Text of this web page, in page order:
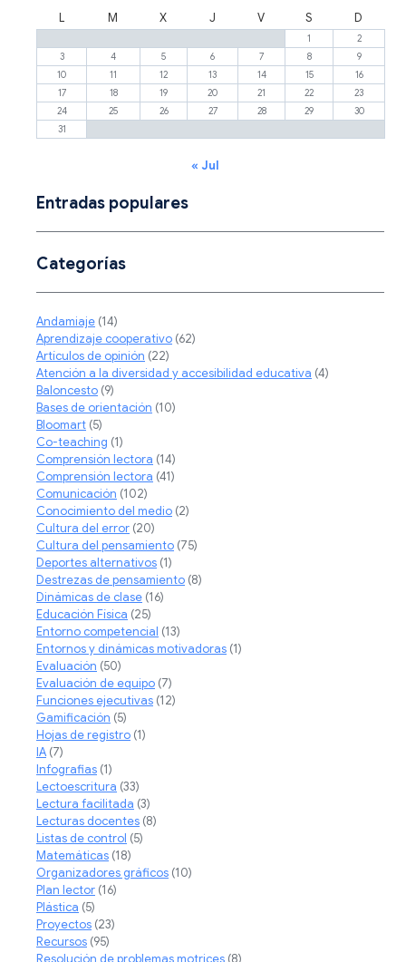
L
M X J V S D
1
2
3
4 5 6 7 8
9
10
11 12 13 14 15
16
17
18 19 20 21 22
23
24
25 26 27 28 29
30
31
« Jul
Entradas populares
Categorías
Andamiaje (14)
Aprendizaje cooperativo (62)
Artículos de opinión (22)
Atención a la diversidad y accesibilidad educativa (4)
Baloncesto (9)
Bases de orientación (10)
Bloomart (5)
Co-teaching (1)
Comprensión lectora (14)
Comprensión lectora (41)
Comunicación (102)
Conocimiento del medio (2)
Cultura del error (20)
Cultura del pensamiento (75)
Deportes alternativos (1)
Destrezas de pensamiento (8)
Dinámicas de clase (16)
Educación Física (25)
Entorno competencial (13)
Entornos y dinámicas motivadoras (1)
Evaluación (50)
Evaluación de equipo (7)
Funciones ejecutivas (12)
Gamificación (5)
Hojas de registro (1)
IA (7)
Infografias (1)
Lectoescritura (33)
Lectura facilitada (3)
Lecturas docentes (8)
Listas de control (5)
Matemáticas (18)
Organizadores gráficos (10)
Plan lector (16)
Plástica (5)
Proyectos (23)
Recursos (95)
Resolución de problemas motrices (8)